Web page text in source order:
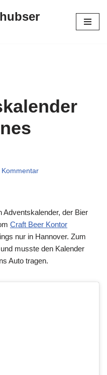
Kommentar
Adventskalender, der Bier
Craft Beer Kontor
nur in Hannover. Zum
musste den Kalender
Auto tragen.